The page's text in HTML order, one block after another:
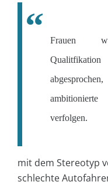
Frauen
Qualitfikation
verfolgen.
mit dem Stereotyp
schlechte